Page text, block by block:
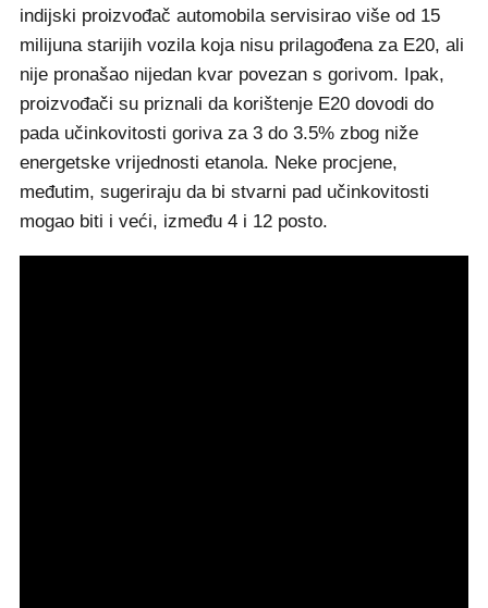
indijski proizvođač automobila servisirao više od 15
milijuna starijih vozila koja nisu prilagođena za E20, ali
nije pronašao nijedan kvar povezan s gorivom. Ipak,
proizvođači su priznali da korištenje E20 dovodi do
pada učinkovitosti goriva za 3 do 3.5% zbog niže
energetske vrijednosti etanola. Neke procjene,
međutim, sugeriraju da bi stvarni pad učinkovitosti
mogao biti i veći, između 4 i 12 posto.